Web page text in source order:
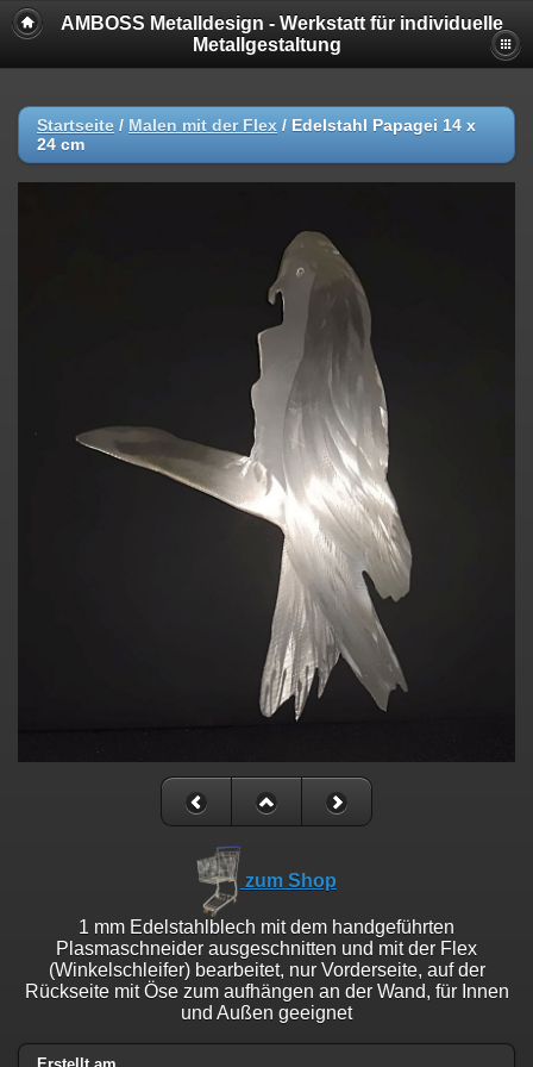
AMBOSS Metalldesign - Werkstatt für individuelle
Metallgestaltung
Startseite / Malen mit der Flex / Edelstahl Papagei 14 x
24 cm
zum Shop
1 mm Edelstahlblech mit dem handgeführten
Plasmaschneider ausgeschnitten und mit der Flex
(Winkelschleifer) bearbeitet, nur Vorderseite, auf der
Rückseite mit Öse zum aufhängen an der Wand, für Innen
und Außen geeignet